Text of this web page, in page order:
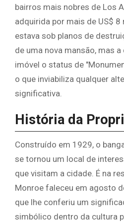
bairros mais nobres de Los
adquirida por mais de US$
estava sob planos de
de uma nova mansão, mas
imóvel o status de
o que inviabiliza qualquer
significativa.
História da
Construído em 1929, o
se tornou um local de
que visitam a cidade. É na
Monroe faleceu em agosto
que lhe conferiu um
simbólico dentro da cultura